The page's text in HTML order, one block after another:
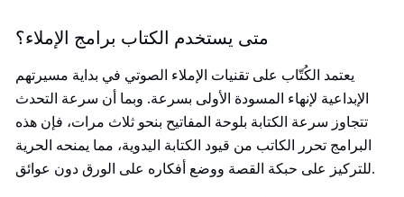
متى يستخدم الكتاب برامج الإملاء؟
يعتمد الكُتّاب على تقنيات الإملاء الصوتي في بداية مسيرتهم
الإبداعية لإنهاء المسودة الأولى بسرعة. وبما أن سرعة التحدث
تتجاوز سرعة الكتابة بلوحة المفاتيح بنحو ثلاث مرات، فإن هذه
البرامج تحرر الكاتب من قيود الكتابة اليدوية، مما يمنحه الحرية
للتركيز على حبكة القصة ووضع أفكاره على الورق دون عوائق.